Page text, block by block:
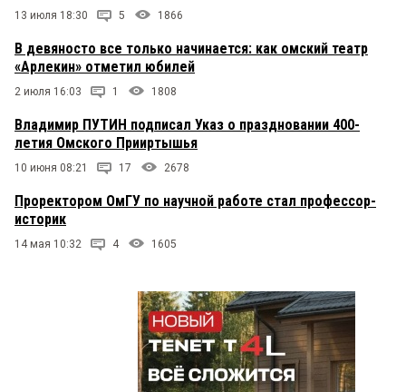
13 июля 18:30 5 1866
В девяносто все только начинается: как омский театр
«Арлекин» отметил юбилей
2 июля 16:03 1 1808
Владимир ПУТИН подписал Указ о праздновании 400-
летия Омского Прииртышья
10 июня 08:21 17 2678
Проректором ОмГУ по научной работе стал профессор-
историк
14 мая 10:32 4 1605